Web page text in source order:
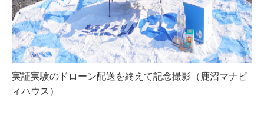
実証実験のドローン配送を終えて記念撮影（鹿沼マナビ
ィハウス）